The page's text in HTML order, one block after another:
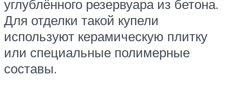
углублённого резервуара из бетона.
Для отделки такой купели
используют керамическую плитку
или специальные полимерные
составы.